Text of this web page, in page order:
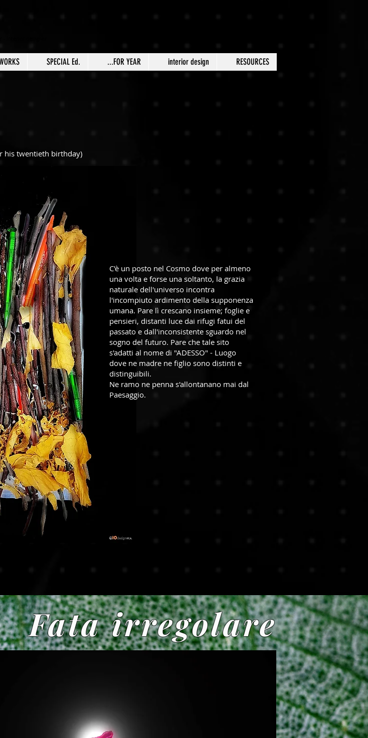
SPECIAL Ed. ...FOR YEAR interior design RESOURCES
his twentieth birthday)
C'è un posto nel Cosmo dove per almeno
una volta e forse una soltanto, la grazia
naturale dell'universo incontra
l'incompiuto ardimento della supponenza
umana. Pare lì crescano insieme; foglie e
pensieri, distanti luce dai rifugi fatui del
passato e dall'inconsistente sguardo nel
sogno del futuro. Pare che tale sito
s'adatti al nome di "ADESSO" - Luogo
dove ne madre ne figlio sono distinti e
distinguibili.
Ne ramo ne penna s'allontanano mai dal
Paesaggio.
Fata irregolare